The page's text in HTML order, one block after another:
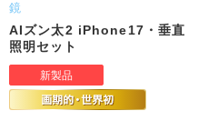
鏡
AIズン太2 iPhone17・垂直
照明セット